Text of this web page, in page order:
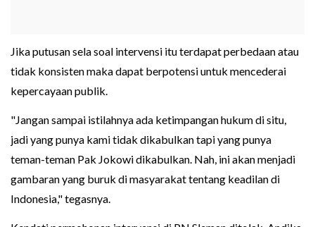
Jika putusan sela soal intervensi itu terdapat perbedaan atau
tidak konsisten maka dapat berpotensi untuk mencederai
kepercayaan publik.
"Jangan sampai istilahnya ada ketimpangan hukum di situ,
jadi yang punya kami tidak dikabulkan tapi yang punya
teman-teman Pak Jokowi dikabulkan. Nah, ini akan menjadi
gambaran yang buruk di masyarakat tentang keadilan di
Indonesia," tegasnya.